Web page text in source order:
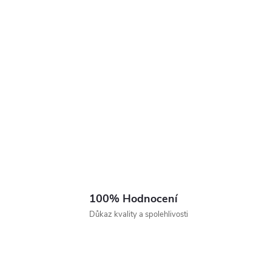
100% Hodnocení
Důkaz kvality a spolehlivosti